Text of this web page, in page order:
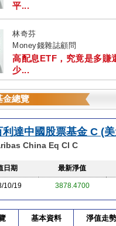
平...
林奇芬
Money錢雜誌顧問
高配息ETF，究竟是多賺
少...
金總覽
利達中國股票基金 C (
China Eq Cl C
日期 最新淨值
10/19 3878.4700
基本資料 淨值走勢